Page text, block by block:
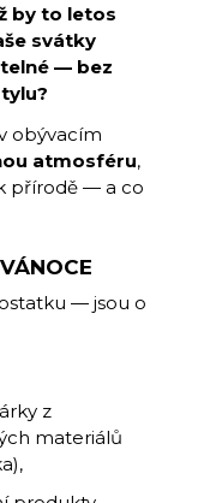
by to letos
svátky
— bez
obývacím
atmosféru,
přírodě — a co
— jsou o
z
materiálů